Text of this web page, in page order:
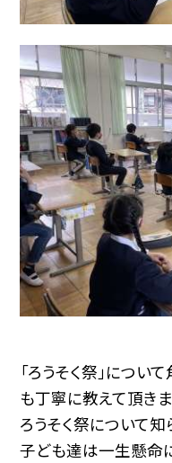
「ろうそく祭」につい
も丁寧に教えて頂きま
ろうそく祭について知
子ども達は一生懸命